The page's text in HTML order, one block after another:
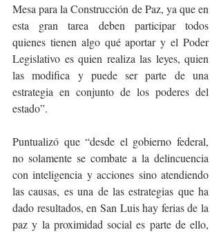
Mesa para la Construcción de Paz, ya que en
esta gran tarea deben participar todos
quienes tienen algo qué aportar y el Poder
Legislativo es quien realiza las leyes, quien
las modifica y puede ser parte de una
estrategia en conjunto de los poderes del
estado”.
Puntualizó que “desde el gobierno federal,
no solamente se combate a la delincuencia
con inteligencia y acciones sino atendiendo
las causas, es una de las estrategias que ha
dado resultados, en San Luis hay ferias de la
paz y la proximidad social es parte de ello,